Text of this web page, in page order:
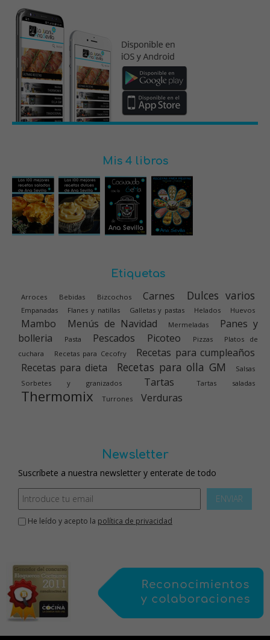
Mis 4 libros
Etiquetas
Arroces Bebidas Bizcochos Carnes Dulces varios
Empanadas Flanes y natillas Galletas y pastas Helados Huevos
Mambo Menús de Navidad Mermeladas
Panes y
bolleria
Pasta Pescados Picoteo Pizzas
Platos de
cuchara
Recetas para Cecofry
Recetas para cumpleaños
Recetas para dieta
Recetas para olla GM
Salsas
Sorbetes y granizados
Tartas Tartas saladas
Thermomix Turrones Verduras
Newsletter
Suscríbete a nuestra newsletter y enterate de todo
ENVIAR
He leído y acepto la política de privacidad